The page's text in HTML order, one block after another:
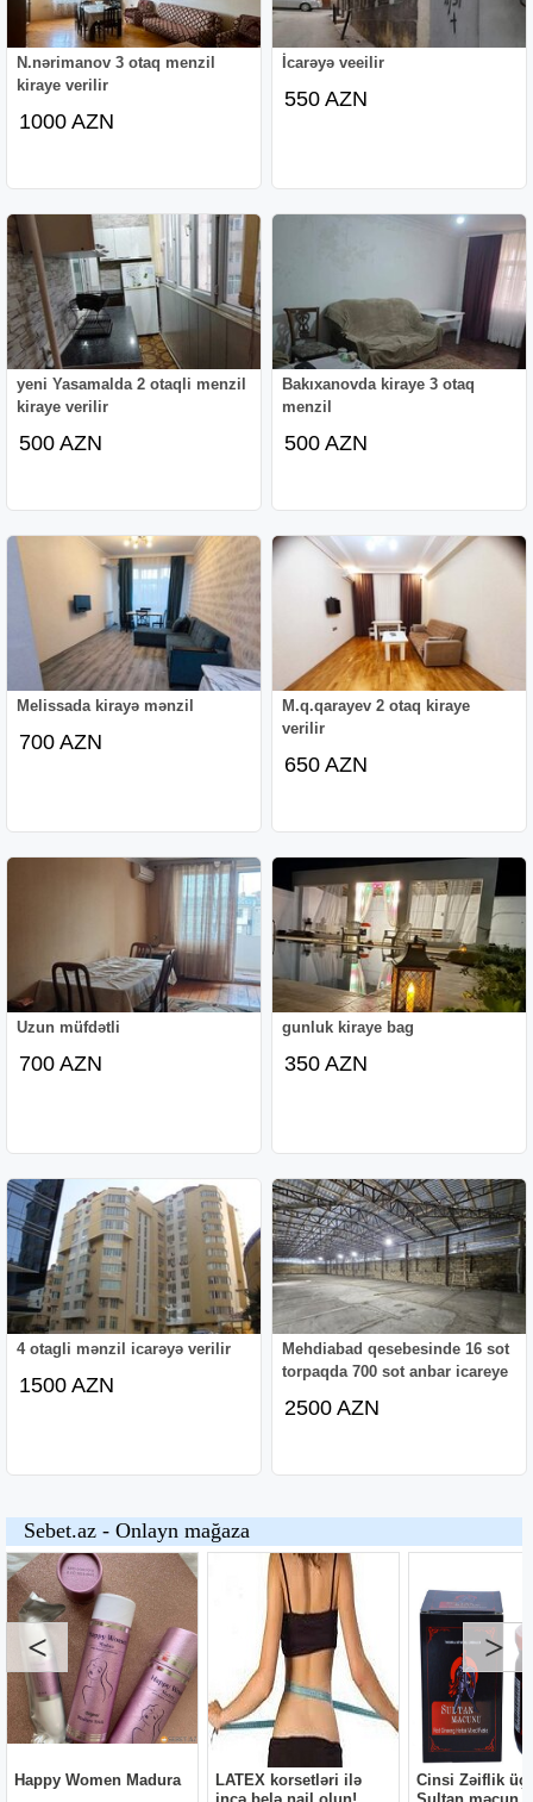
N.nərimanov 3 otaq menzil
kiraye verilir
1000 AZN
İcarəyə veeilir
550 AZN
yeni Yasamalda 2 otaqli menzil
kiraye verilir
500 AZN
Bakıxanovda kiraye 3 otaq
menzil
500 AZN
Melissada kirayə mənzil
700 AZN
M.q.qarayev 2 otaq kiraye
verilir
650 AZN
Uzun müfdətli
700 AZN
gunluk kiraye bag
350 AZN
4 otagli mənzil icarəyə verilir
1500 AZN
Mehdiabad qesebesinde 16 sot
torpaqda 700 sot anbar icareye
2500 AZN